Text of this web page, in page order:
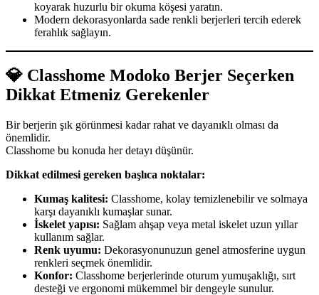
koyarak huzurlu bir okuma köşesi yaratın.
Modern dekorasyonlarda sade renkli berjerleri tercih ederek
ferahlık sağlayın.
💎 Classhome Modoko Berjer Seçerken
Dikkat Etmeniz Gerekenler
Bir berjerin şık görünmesi kadar rahat ve dayanıklı olması da
önemlidir.
Classhome bu konuda her detayı düşünür.
Dikkat edilmesi gereken başlıca noktalar:
Kumaş kalitesi: Classhome, kolay temizlenebilir ve solmaya
karşı dayanıklı kumaşlar sunar.
İskelet yapısı: Sağlam ahşap veya metal iskelet uzun yıllar
kullanım sağlar.
Renk uyumu: Dekorasyonunuzun genel atmosferine uygun
renkleri seçmek önemlidir.
Konfor: Classhome berjerlerinde oturum yumuşaklığı, sırt
desteği ve ergonomi mükemmel bir dengeyle sunulur.